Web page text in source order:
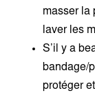
masser la
laver les
S’il y a
bandage/
protéger